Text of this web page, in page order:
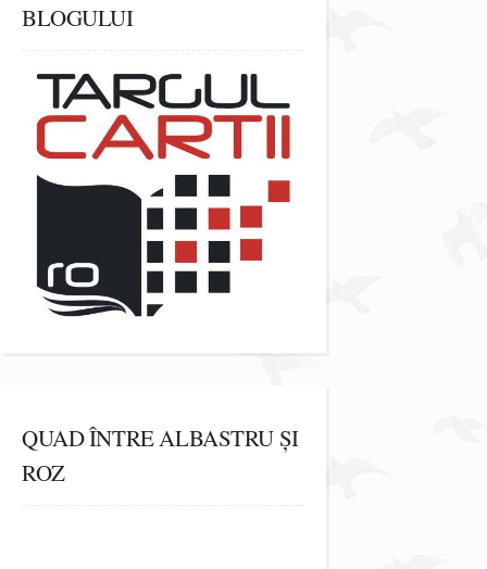
BLOGULUI
QUAD ÎNTRE ALBASTRU ȘI
ROZ